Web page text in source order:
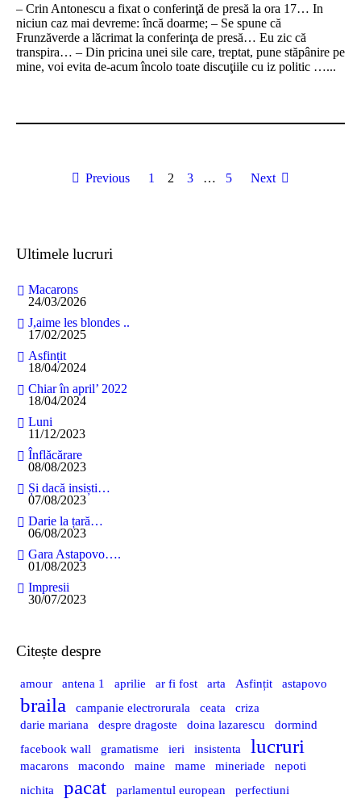
– Crin Antonescu a fixat o conferinţă de presă la ora 17… In
niciun caz mai devreme: încă doarme; – Se spune că
Frunzăverde a lăcrimat la conferinţa de presă… Eu zic că
transpira… – Din pricina unei sile care, treptat, pune stăpânire pe
mine, voi evita de-acum încolo toate discuţiile cu iz politic …...
Previous 1 2 3 … 5 Next
Ultimele lucruri
Macarons
24/03/2026
J,aime les blondes ..
17/02/2025
Asfințit
18/04/2024
Chiar în april’ 2022
18/04/2024
Luni
11/12/2023
Înflăcărare
08/08/2023
Și dacă insiști…
07/08/2023
Darie la țară…
06/08/2023
Gara Astapovo….
01/08/2023
Impresii
30/07/2023
Citește despre
amour antena 1 aprilie ar fi fost arta Asfințit astapovo
braila campanie electrorurala ceata
criza
darie mariana
despre dragoste doina lazarescu
dormind
facebook wall
gramatisme ieri insistenta lucruri
macarons macondo maine mame mineriade
nepoti
nichita
pacat parlamentul european perfectiuni